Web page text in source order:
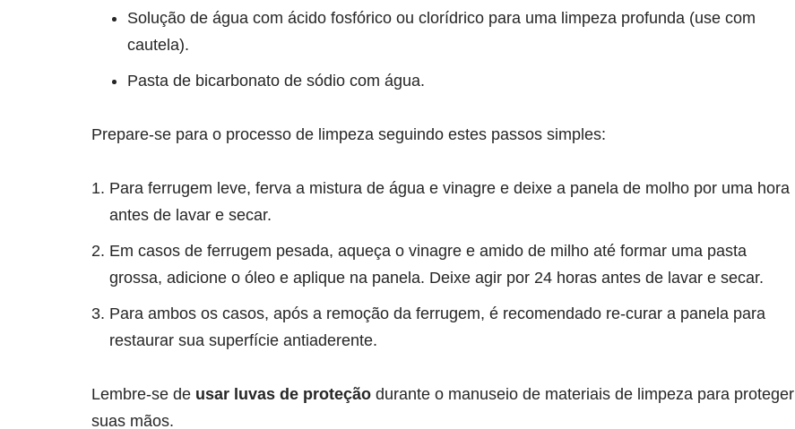
Solução de água com ácido fosfórico ou clorídrico para uma limpeza profunda (use com
cautela).
Pasta de bicarbonato de sódio com água.
Prepare-se para o processo de limpeza seguindo estes passos simples:
Para ferrugem leve, ferva a mistura de água e vinagre e deixe a panela de molho por uma hora
antes de lavar e secar.
Em casos de ferrugem pesada, aqueça o vinagre e amido de milho até formar uma pasta
grossa, adicione o óleo e aplique na panela. Deixe agir por 24 horas antes de lavar e secar.
Para ambos os casos, após a remoção da ferrugem, é recomendado re-curar a panela para
restaurar sua superfície antiaderente.
Lembre-se de usar luvas de proteção durante o manuseio de materiais de limpeza para proteger
suas mãos.